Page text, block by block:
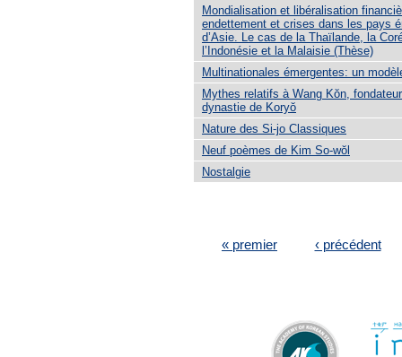
Mondialisation et libéralisation
endettement et crises dans les pays
d’Asie. Le cas de la Thaïlande, la
l’Indonésie et la Malaisie (Thèse)
Multinationales émergentes: un
Mythes relatifs à Wang Kŏn,
dynastie de Koryŏ
Nature des Si-jo Classiques
Neuf poèmes de Kim So-wŏl
Nostalgie
« premier ‹ précédent